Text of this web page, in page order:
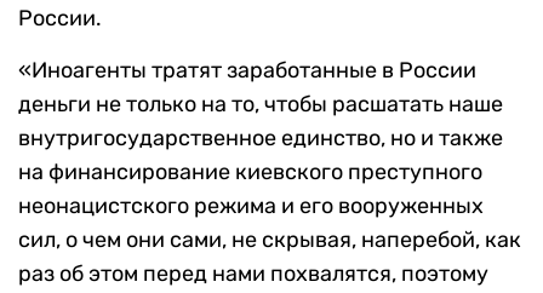
России.
«Иноагенты тратят заработанные в России
деньги не только на то, чтобы расшатать наше
внутригосударственное единство, но и также
на финансирование киевского преступного
неонацистского режима и его вооруженных
сил, о чем они сами, не скрывая, наперебой, как
раз об этом перед нами похвалятся, поэтому